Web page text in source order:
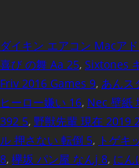
ダイキン エアコン Macア
喜び の舞 Aa 25, Sixtones
Friv 2016 Games 9, あんス
ヒーロー嫌い 16, Nec 壁紙
392 5, 野獣先輩 現在 2019
ル 押さない 転倒 5, トゲキ
8, 欅坂 パン屋 なんj 8, にん